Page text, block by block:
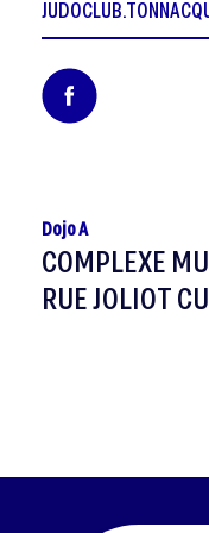
Dojo A
COMPLEXE
RUE JOLIOT